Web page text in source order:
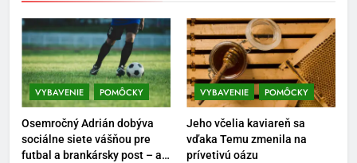
VYBAVENIE POMÔCKY
Osemročný Adrián dobýva
sociálne siete vášňou pre
futbal a brankársky post – aj
VYBAVENIE POMÔCKY
Jeho včelia kaviareň sa
vďaka Temu zmenila na
prívetivú oázu
6
Ako kombinovať rôzne
tréningové pomôcky
POMÔCKY VYBAVENIE
7